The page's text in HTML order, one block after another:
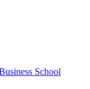
School